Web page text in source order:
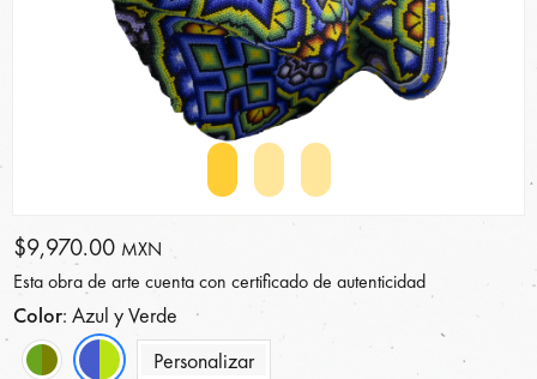
$9,970.00 MXN
Esta obra de arte cuenta con certificado de autenticidad
Color: Azul y Verde
Personalizar